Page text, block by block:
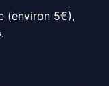
(environ 5€),